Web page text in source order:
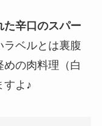
た辛口のスパー
ラベルとは裏腹
の肉料理（白
すよ♪